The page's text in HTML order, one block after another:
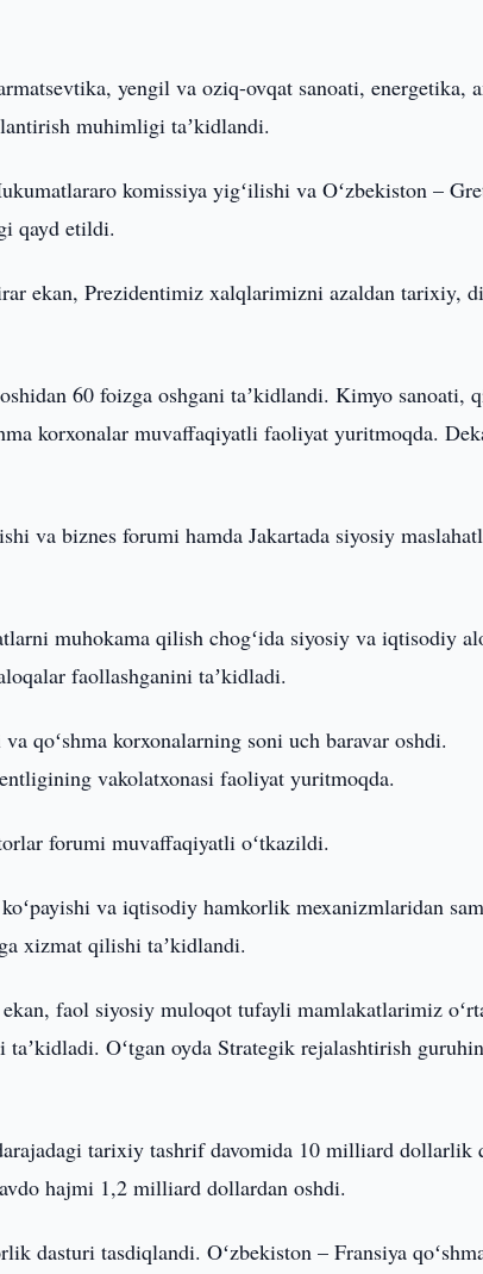
yengil va oziq-ovqat sanoati, energetika,
muhimligi taʼkidlandi.
komissiya yigʻilishi va Oʻzbekiston –
qayd etildi.
ekan, Prezidentimiz xalqlarimizni azaldan tarixiy,
60 foizga oshgani taʼkidlandi. Kimyo sanoati,
korxonalar muvaffaqiyatli faoliyat yuritmoqda.
va biznes forumi hamda Jakartada siyosiy
muhokama qilish chogʻida siyosiy va iqtisodiy
faollashganini taʼkidladi.
qoʻshma korxonalarning soni uch baravar oshdi.
vakolatxonasi faoliyat yuritmoqda.
forumi muvaffaqiyatli oʻtkazildi.
va iqtisodiy hamkorlik mexanizmlaridan
xizmat qilishi taʼkidlandi.
faol siyosiy muloqot tufayli mamlakatlarimiz
Oʻtgan oyda Strategik rejalashtirish
tarixiy tashrif davomida 10 milliard dollarlik
hajmi 1,2 milliard dollardan oshdi.
dasturi tasdiqlandi. Oʻzbekiston – Fransiya